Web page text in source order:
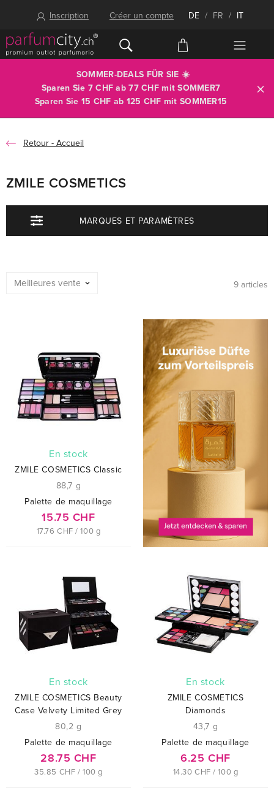
Inscription Créer un compte DE / FR / IT
SOMMER-DEALS FÜR SIE ☀️
Sparen Sie 7 CHF ab 77 CHF mitSOMMER7
Sparen Sie 15 CHF ab 125 CHF mit SOMMER15
Accueil
ZMILE COSMETICS
MARQUES ET PARAMÈTRES
9 articles
En stock
ZMILE COSMETICS Classic
88,7 g
Palette de maquillage
15.75 CHF
17.76 CHF / 100 g
En stock
ZMILE COSMETICS Beauty
Case Velvety Limited Grey
80,2 g
Palette de maquillage
28.75 CHF
35.85 CHF / 100 g
En stock
ZMILE COSMETICS
Diamonds
43,7 g
Palette de maquillage
6.25 CHF
14.30 CHF / 100 g